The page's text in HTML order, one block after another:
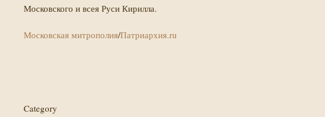
Московского и всея Руси Кирилла.
Московская митрополия/Патриархия.ru
Category